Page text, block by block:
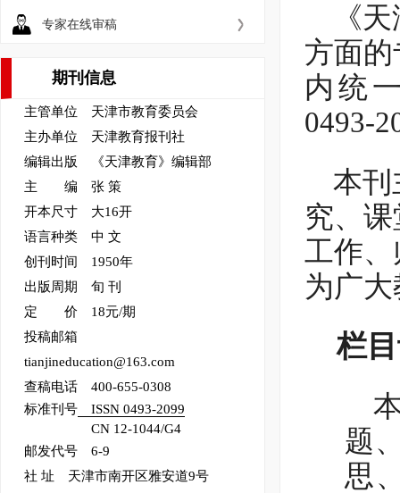
专家在线审稿
期刊信息
主管单位 天津市教育委员会
主办单位 天津教育报刊社
编辑出版 《天津教育》编辑部
主 编 张 策
开本尺寸 大16开
语言种类 中 文
创刊时间 1950年
出版周期 旬 刊
定 价 18元/期
投稿邮箱
tianjineducation@163.com
查稿电话 400-655-0308
标准刊号 ISSN 0493-2099
CN 12-1044/G4
邮发代号 6-9
社 址 天津市南开区雅安道9号
《
方面
内统
0493-
本刊
究、
工作
为广
栏
题
思